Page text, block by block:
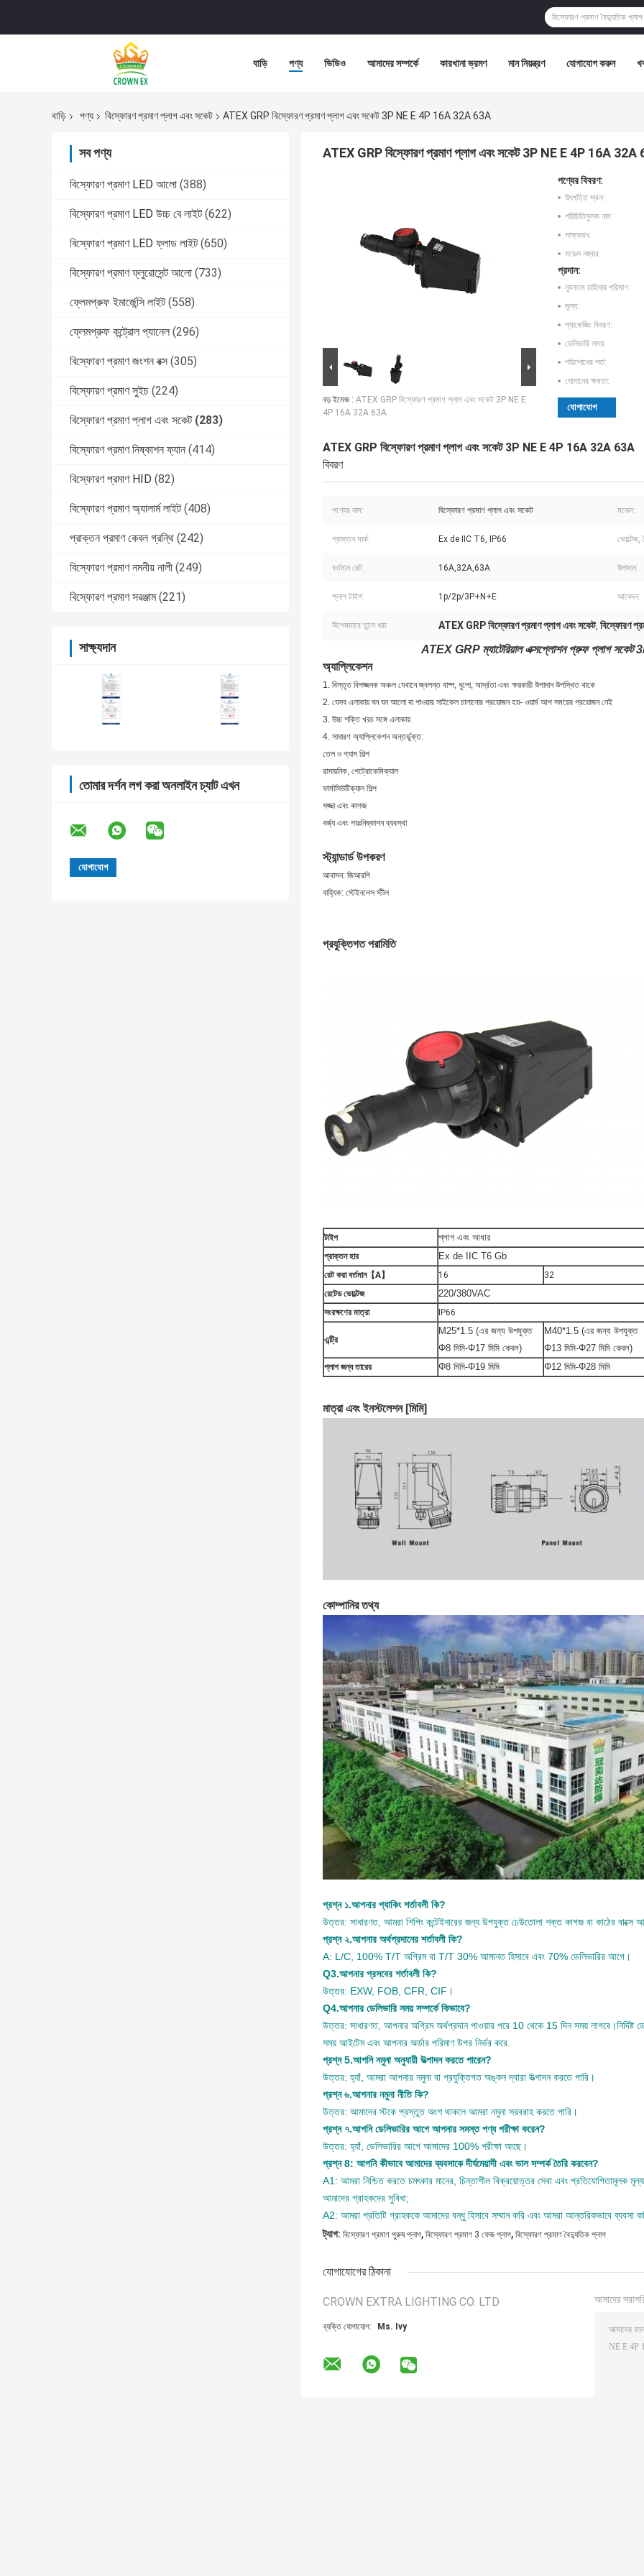
বাড়ি পণ্য ভিডিও আমাদের সম্পর্কে কারখানা ভ্রমণ মান নিয়ন্ত্রণ যোগাযোগ করুন
বাড়ি পণ্য বিস্ফোরণ প্রমাণ প্লাগ এবং সকেট ATEX GRP বিস্ফোরণ প্রমাণ প্লাগ এবং সকেট 3P NE E 4P 16A 32A 63A
সব পণ্য
বিস্ফোরণ প্রমাণ LED আলো (388)
বিস্ফোরণ প্রমাণ LED উচ্চ বে লাইট (622)
বিস্ফোরণ প্রমাণ LED ফ্লাড লাইট (650)
বিস্ফোরণ প্রমাণ ফ্লুরোসেন্ট আলো (733)
ফ্লেমপ্রুফ ইমার্জেন্সি লাইট (558)
ফ্লেমপ্রুফ কন্ট্রোল প্যানেল (296)
বিস্ফোরণ প্রমাণ জংশন বক্স (305)
বিস্ফোরণ প্রমাণ সুইচ (224)
বিস্ফোরণ প্রমাণ প্লাগ এবং সকেট (283)
বিস্ফোরণ প্রমাণ নিষ্কাশন ফ্যান (414)
বিস্ফোরণ প্রমাণ HID (82)
বিস্ফোরণ প্রমাণ অ্যালার্ম লাইট (408)
প্রাক্তন প্রমাণ কেবল গ্রন্থি (242)
বিস্ফোরণ প্রমাণ নমনীয় নালী (249)
বিস্ফোরণ প্রমাণ সরঞ্জাম (221)
সাক্ষ্যদান
তোমার দর্শন লগ করা অনলাইন চ্যাট এখন
ATEX GRP বিস্ফোরণ প্রমাণ প্লাগ এবং সকেট 3P NE E 4P 16A 32A
বড় ইমেজ : ATEX GRP বিস্ফোরণ প্রমাণ প্লাগ এবং সকেট 3P NE E
4P 16A 32A 63A
পণ্যের বিবরণ:
উৎপত্তি স্থল:
পরিচিতিমুলক নাম:
সাক্ষ্যদান:
মডেল নম্বার:
প্রদান:
ন্যূনতম চাহিদার পরিমাণ:
মূল্য:
প্যাকেজিং বিবরণ:
ডেলিভারি সময়:
পরিশোধের শর্ত:
যোগানের ক্ষমতা:
যোগাযোগ
ATEX GRP বিস্ফোরণ প্রমাণ প্লাগ এবং সকেট 3P NE E 4P 16A 32A 63A
বিবরণ
পণ্যের নাম: বিস্ফোরণ প্রমাণ প্লাগ এবং সকেট মডেল:
প্রাক্তন মার্ক: Ex de IIC T6, IP66 ভোল্টেজ,
বর্তমান রেট: 16A,32A,63A উপাদান:
প্লাগ টাইপ: 1p/2p/3P+N+E আবেদন:
বিশেষভাবে তুলে ধরা: ATEX GRP বিস্ফোরণ প্রমাণ প্লাগ এবং সকেট, বিস্ফোরণ
ATEX GRP ম্যাটেরিয়াল এক্সপ্লোশন প্রুফ প্লাগ
অ্যাপ্লিকেশন
1. বিস্তৃত বিপজ্জনক অঞ্চল যেখানে জ্বলন্ত বাষ্প, ধুলো, আর্দ্রতা এবং ক্ষয়কারী উপাদান উপস্থিত থাকে
2. যেসব এলাকায় ঘন ঘন আলো বা পাওয়ার সাইকেল চালানোর প্রয়োজন হয়- ওয়ার্ম আপ সময়ের প্রয়োজন নেই
3. উচ্চ শক্তি খরচ সঙ্গে এলাকায়
4. সাধারণ অ্যাপ্লিকেশন অন্তর্ভুক্ত:
তেল ও গ্যাস শিল্প
রাসায়নিক, পেট্রোকেমিক্যাল
ফার্মাসিউটিক্যাল শিল্প
সজ্জা এবং কাগজ
বর্জ্য এবং পয়ঃনিষ্কাশন ব্যবস্থা
স্ট্যান্ডার্ড উপকরণ
আবাসন: জিআরপি
বাহ্যিক: স্টেইনলেস স্টীল
প্রযুক্তিগত পরামিতি
টাইপ প্লাগ এবং আধার
প্রাক্তন হার Ex de IIC T6 Gb
রেট করা বর্তমান【A】 16
32
রেটেড ভোল্টেজ
220/380VAC
সংরক্ষণের মাত্রা IP66
এন্ট্রি
M25*1.5 (এর জন্য উপযুক্ত
Φ8 মিমি-Φ17 মিমি কেবল)
M40*1.5 (এর জন্য উপযুক্ত
Φ13 মিমি-Φ27 মিমি কেবল)
প্লাগ জন্য তারের Φ8 মিমি-Φ19 মিমি Φ12 মিমি-Φ28 মিমি
মাত্রা এবং ইনস্টলেশন [মিমি]
কোম্পানির তথ্য
প্রশ্ন ১.আপনার প্যাকিং শর্তাবলী কি?
উত্তর: সাধারণত, আমরা শিপিং কন্টেইনারের জন্য উপযুক্ত ঢেউতোলা শক্ত কাগজ বা কাঠের বাক্সে
প্রশ্ন ২.আপনার অর্থপ্রদানের শর্তাবলী কি?
A: L/C, 100% T/T অগ্রিম বা T/T 30% আমানত হিসাবে এবং 70% ডেলিভারির আগে।
Q3.আপনার প্রসবের শর্তাবলী কি?
উত্তর: EXW, FOB, CFR, CIF।
Q4.আপনার ডেলিভারি সময় সম্পর্কে কিভাবে?
উত্তর: সাধারণত, আপনার অগ্রিম অর্থপ্রদান পাওয়ার পরে 10 থেকে 15 দিন সময় লাগবে।নির্দিষ্ট
সময় আইটেম এবং আপনার অর্ডার পরিমাণ উপর নির্ভর করে.
প্রশ্ন 5.আপনি নমুনা অনুযায়ী উত্পাদন করতে পারেন?
উত্তর: হ্যাঁ, আমরা আপনার নমুনা বা প্রযুক্তিগত অঙ্কন দ্বারা উত্পাদন করতে পারি।
প্রশ্ন ৬.আপনার নমুনা নীতি কি?
উত্তর: আমাদের স্টকে প্রস্তুত অংশ থাকলে আমরা নমুনা সরবরাহ করতে পারি।
প্রশ্ন ৭.আপনি ডেলিভারির আগে আপনার সমস্ত পণ্য পরীক্ষা করেন?
উত্তর: হ্যাঁ, ডেলিভারির আগে আমাদের 100% পরীক্ষা আছে।
প্রশ্ন 8: আপনি কীভাবে আমাদের ব্যবসাকে দীর্ঘমেয়াদী এবং ভাল সম্পর্ক তৈরি করবেন?
A1: আমরা নিশ্চিত করতে চমৎকার মানের, চিন্তাশীল বিক্রয়োত্তর সেবা এবং প্রতিযোগিতামূলক মূল্য
আমাদের গ্রাহকদের সুবিধা;
A2: আমরা প্রতিটি গ্রাহককে আমাদের বন্ধু হিসাবে সম্মান করি এবং আমরা আন্তরিকভাবে ব্যবসা
ট্যাগ: বিস্ফোরণ প্রমাণ পুরুষ প্লাগ, বিস্ফোরণ প্রমাণ 3 ফেজ প্লাগ, বিস্ফোরণ প্রমাণ বৈদ্যুতিক প্লাগ
যোগাযোগের ঠিকানা
CROWN EXTRA LIGHTING CO. LTD
ব্যক্তি যোগাযোগ: Ms. Ivy
আমাদের